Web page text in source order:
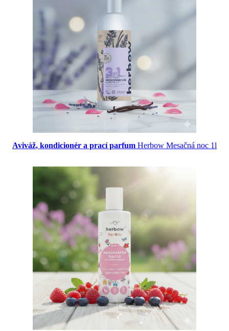
Aviváž, kondicionér a prací parfum Herbow Mesačná noc 1l